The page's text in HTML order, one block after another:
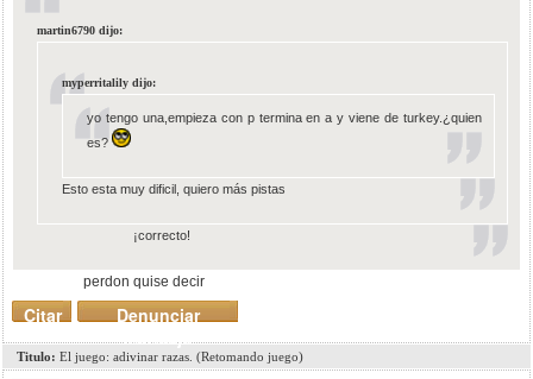
martin6790 dijo:
myperritalily dijo:
yo tengo una,empieza con p termina en a y viene de turkey.¿quien
es?
Esto esta muy dificil, quiero más pistas
¡correcto!
perdon quise decir
Denunciar
mensaje
Citar
Titulo: El juego: adivinar razas. (Retomando juego)